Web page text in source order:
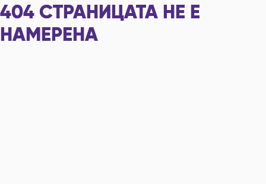
404 СТРАНИЦАТА НЕ Е
НАМЕРЕНА